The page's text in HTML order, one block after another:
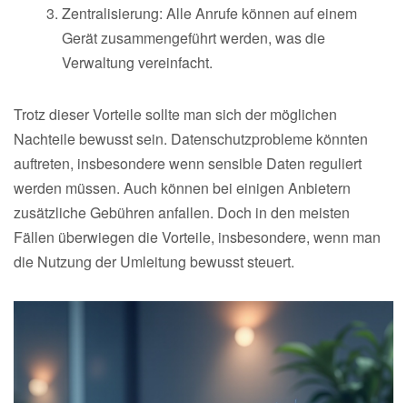
Zentralisierung: Alle Anrufe können auf einem
Gerät zusammengeführt werden, was die
Verwaltung vereinfacht.
Trotz dieser Vorteile sollte man sich der möglichen
Nachteile bewusst sein. Datenschutzprobleme könnten
auftreten, insbesondere wenn sensible Daten reguliert
werden müssen. Auch können bei einigen Anbietern
zusätzliche Gebühren anfallen. Doch in den meisten
Fällen überwiegen die Vorteile, insbesondere, wenn man
die Nutzung der Umleitung bewusst steuert.